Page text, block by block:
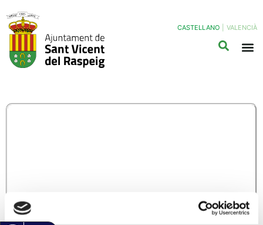
CASTELLANO VALENCIÀ
SUBVENCIONES
(Haz clic Aqui para descargar el modelo normalizado)